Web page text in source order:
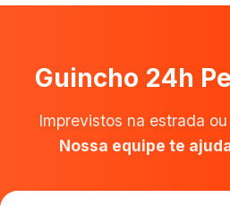
Guincho 24h
Imprevistos na estrada
Nossa equipe te